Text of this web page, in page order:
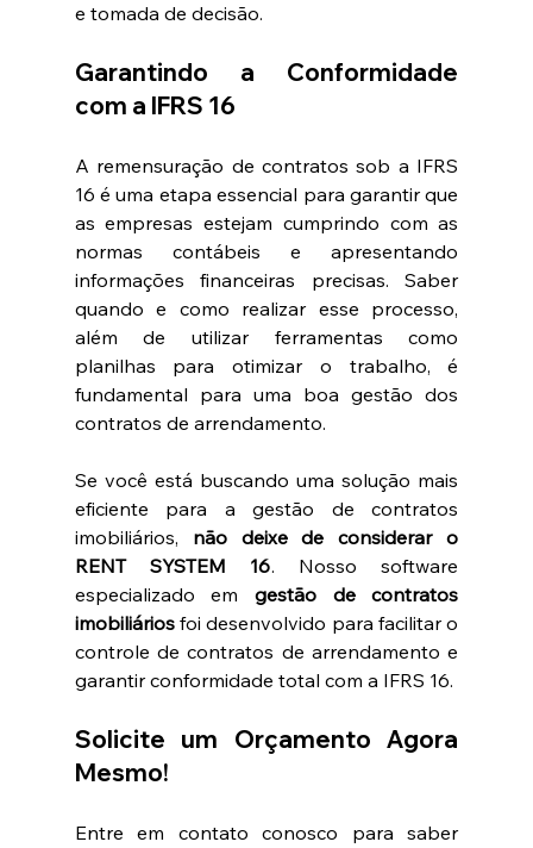
e tomada de decisão.
Garantindo a Conformidade
com a IFRS 16
A remensuração de contratos sob a IFRS
16 é uma etapa essencial para garantir que
as empresas estejam cumprindo com as
normas contábeis e apresentando
informações financeiras precisas. Saber
quando e como realizar esse processo,
além de utilizar ferramentas como
planilhas para otimizar o trabalho, é
fundamental para uma boa gestão dos
contratos de arrendamento.
Se você está buscando uma solução mais
eficiente para a gestão de contratos
imobiliários, não deixe de considerar o
RENT SYSTEM 16. Nosso software
especializado em gestão de contratos
imobiliários foi desenvolvido para facilitar o
controle de contratos de arrendamento e
garantir conformidade total com a IFRS 16.
Solicite um Orçamento Agora
Mesmo!
Entre em contato conosco para saber